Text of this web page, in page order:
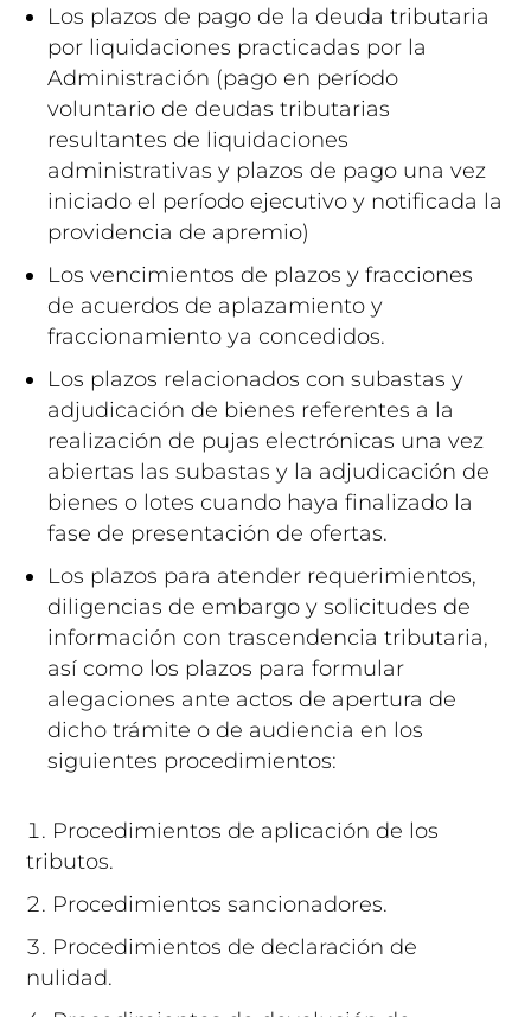
Los plazos de pago de la deuda tributaria
por liquidaciones practicadas por la
Administración (pago en período
voluntario de deudas tributarias
resultantes de liquidaciones
administrativas y plazos de pago una vez
iniciado el período ejecutivo y notificada la
providencia de apremio)
Los vencimientos de plazos y fracciones
de acuerdos de aplazamiento y
fraccionamiento ya concedidos.
Los plazos relacionados con subastas y
adjudicación de bienes referentes a la
realización de pujas electrónicas una vez
abiertas las subastas y la adjudicación de
bienes o lotes cuando haya finalizado la
fase de presentación de ofertas.
Los plazos para atender requerimientos,
diligencias de embargo y solicitudes de
información con trascendencia tributaria,
así como los plazos para formular
alegaciones ante actos de apertura de
dicho trámite o de audiencia en los
siguientes procedimientos:
Procedimientos de aplicación de los
tributos.
Procedimientos sancionadores.
Procedimientos de declaración de
nulidad.